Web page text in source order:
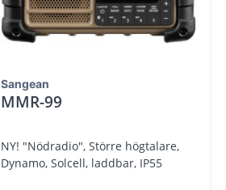
Sangean
MMR-99
NY! "Nödradio", Större högtalare,
Dynamo, Solcell, laddbar, IP55